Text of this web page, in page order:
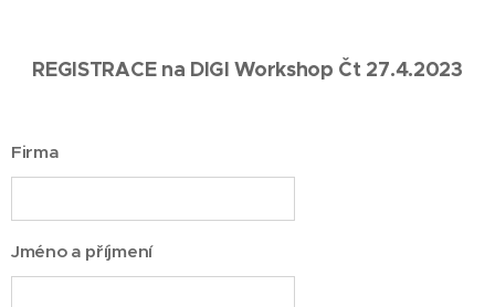
REGISTRACE na DIGI Workshop Čt 27.4.2023
Firma
Jméno a příjmení